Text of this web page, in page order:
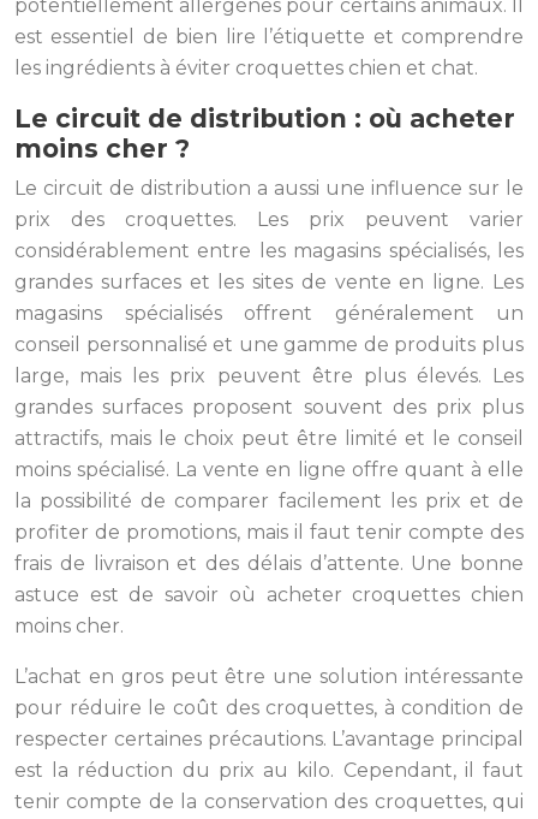
potentiellement allergènes pour certains animaux. Il
est essentiel de bien lire l’étiquette et comprendre
les ingrédients à éviter croquettes chien et chat.
Le circuit de distribution : où acheter
moins cher ?
Le circuit de distribution a aussi une influence sur le
prix des croquettes. Les prix peuvent varier
considérablement entre les magasins spécialisés, les
grandes surfaces et les sites de vente en ligne. Les
magasins spécialisés offrent généralement un
conseil personnalisé et une gamme de produits plus
large, mais les prix peuvent être plus élevés. Les
grandes surfaces proposent souvent des prix plus
attractifs, mais le choix peut être limité et le conseil
moins spécialisé. La vente en ligne offre quant à elle
la possibilité de comparer facilement les prix et de
profiter de promotions, mais il faut tenir compte des
frais de livraison et des délais d’attente. Une bonne
astuce est de savoir où acheter croquettes chien
moins cher.
L’achat en gros peut être une solution intéressante
pour réduire le coût des croquettes, à condition de
respecter certaines précautions. L’avantage principal
est la réduction du prix au kilo. Cependant, il faut
tenir compte de la conservation des croquettes, qui